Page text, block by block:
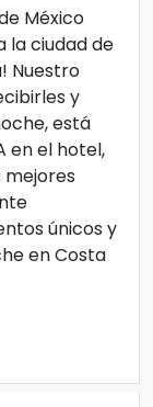
México
la ciudad de
Nuestro
y
está
en el hotel,
únicos y
en Costa